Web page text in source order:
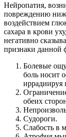
Нейропатия,
повреждению
воздействием
сахара в крови
негативно
признаки данной
Болевые
боль носит
иррадиируя
обеих
Судороги.
Слабость в